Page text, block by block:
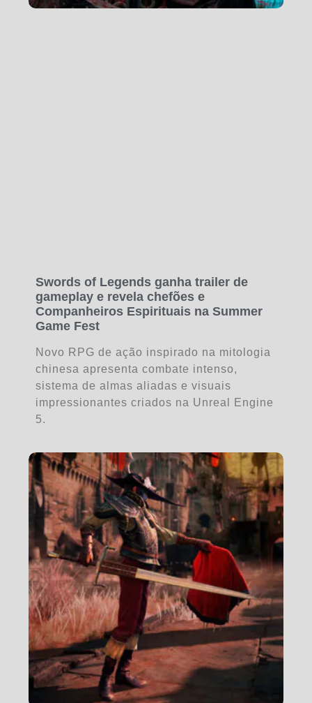
Swords of Legends ganha trailer de
gameplay e revela chefões e
Companheiros Espirituais na Summer
Game Fest
Novo RPG de ação inspirado na mitologia
chinesa apresenta combate intenso,
sistema de almas aliadas e visuais
impressionantes criados na Unreal Engine
5.